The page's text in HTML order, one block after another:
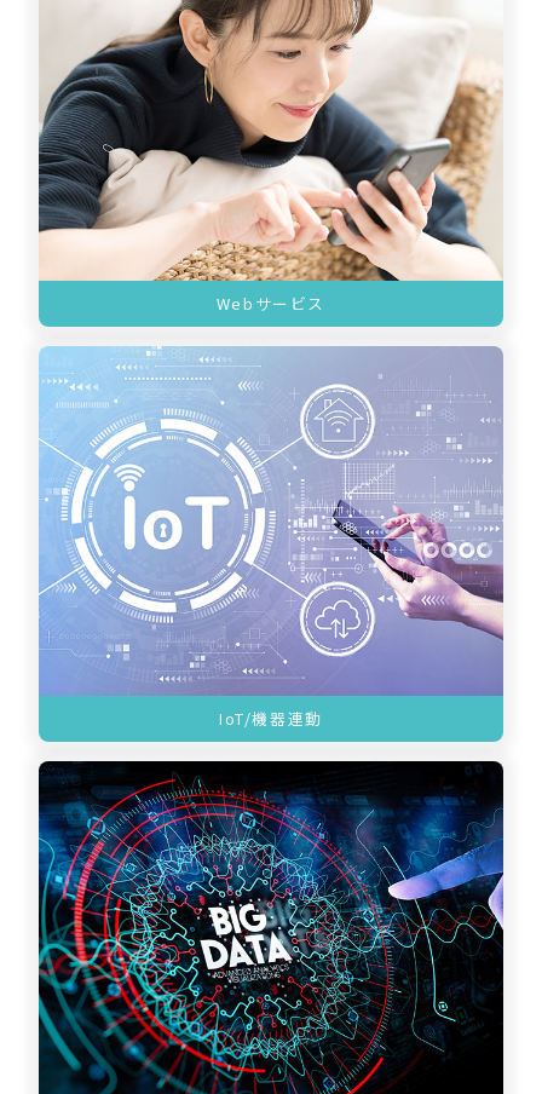
Webサービス
IoT/機器連動